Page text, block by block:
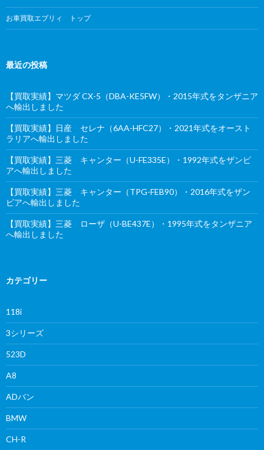
お車買取エブリィ トップ
最近の投稿
【買取実績】マツダ CX-5（DBA-KE5FW）・2015年式をタンザニア
へ輸出しました
【買取実績】日産 セレナ（6AA-HFC27）・2021年式をオースト
ラリアへ輸出しました
【買取実績】三菱 キャンター（U-FE335E）・1992年式をザンビ
アへ輸出しました
【買取実績】三菱 キャンター（TPG-FEB90）・2016年式をザン
ビアへ輸出しました
【買取実績】三菱 ローザ（U-BE437E）・1995年式をタンザニア
へ輸出しました
カテゴリー
118i
3シリーズ
523D
A8
ADバン
BMW
CH-R